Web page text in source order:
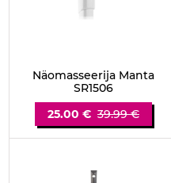
Näomasseerija Manta
SR1506
25.00 € 39.99 €